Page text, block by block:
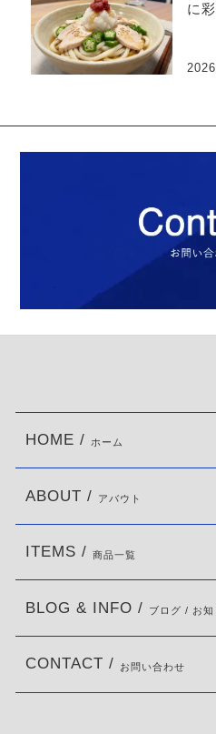
に
HOME / ホーム
ABOUT / アバウト
ITEMS / 商品一覧
BLOG & INFO / ブログ / お知
CONTACT / お問い合わせ